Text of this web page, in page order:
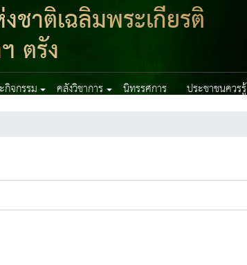
าติเฉลิมพระเกียรติ
ตรัง
กิจกรรม คลังวิชาการ นิทรรศการ ประชาชนควรรู้